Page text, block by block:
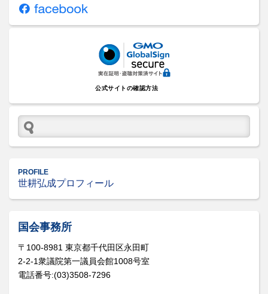
公式サイトの確認方法
PROFILE
世耕弘成プロフィール
国会事務所
〒100-8981 東京都千代田区永田町
2-2-1衆議院第一議員会館1008号室
電話番号:(03)3508-7296